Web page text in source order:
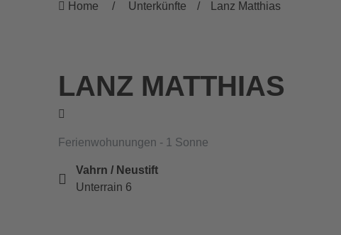
Home Unterkünfte Lanz Matthias
LANZ MATTHIAS
Ferienwohunungen - 1 Sonne
Vahrn / Neustift
Unterrain 6